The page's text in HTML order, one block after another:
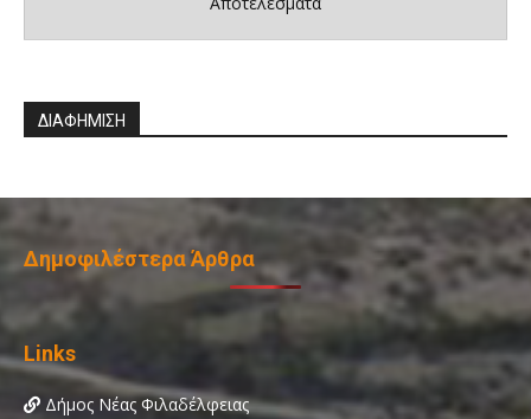
ΔΙΑΦΗΜΙΣΗ
Δημοφιλέστερα Άρθρα
Links
Δήμος Νέας Φιλαδέλφειας